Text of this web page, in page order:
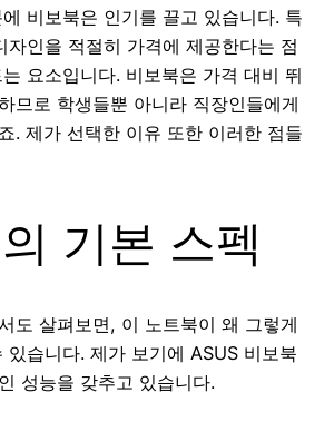
비보북은 인기를 끌고 있습니다. 특
자인을 적절히 가격에 제공한다는 점
요소입니다. 비보북은 가격 대비 뛰
므로 학생들뿐 아니라 직장인들에게
. 제가 선택한 이유 또한 이러한 점들
기본 스펙
도 살펴보면, 이 노트북이 왜 그렇게
있습니다. 제가 보기에 ASUS 비보북
성능을 갖추고 있습니다.